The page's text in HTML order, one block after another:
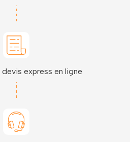
devis express en ligne